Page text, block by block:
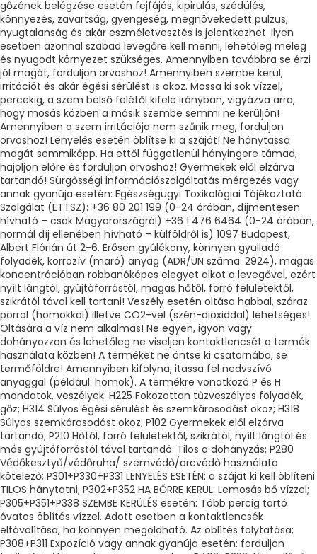
gőzének belégzése esetén fejfájás, kipirulás, szédülés,
könnyezés, zavartság, gyengeség, megnövekedett pulzus,
nyugtalanság és akár eszméletvesztés is jelentkezhet. Ilyen
esetben azonnal szabad levegőre kell menni, lehetőleg meleg
és nyugodt környezet szükséges. Amennyiben továbbra se érzi
jól magát, forduljon orvoshoz! Amennyiben szembe kerül,
irritációt és akár égési sérülést is okoz. Mossa ki sok vízzel,
percekig, a szem belső felétől kifele irányban, vigyázva arra,
hogy mosás közben a másik szembe semmi ne kerüljön!
Amennyiben a szem irritációja nem szűnik meg, forduljon
orvoshoz! Lenyelés esetén öblítse ki a száját! Ne hánytassa
magát semmiképp. Ha ettől függetlenül hányingere támad,
hajoljon előre és forduljon orvoshoz! Gyermekek elől elzárva
tartandó! Sürgősségi információszolgáltatás mérgezés vagy
annak gyanúja esetén: Egészségügyi Toxikológiai Tájékoztató
Szolgálat (ETTSZ): +36 80 201 199 (0-24 órában, díjmentesen
hívható – csak Magyarországról) +36 1 476 6464 (0-24 órában,
normál díj ellenében hívható – külföldről is) 1097 Budapest,
Albert Flórián út 2-6. Erősen gyúlékony, könnyen gyulladó
folyadék, korrozív (maró) anyag (ADR/UN száma: 2924), magas
koncentrációban robbanóképes elegyet alkot a levegővel, ezért
nyílt lángtól, gyújtóforrástól, magas hőtől, forró felületektől,
szikrától távol kell tartani! Veszély esetén oltása habbal, száraz
porral (homokkal) illetve CO2-vel (szén-dioxiddal) lehetséges!
Oltására a víz nem alkalmas! Ne egyen, igyon vagy
dohányozzon és lehetőleg ne viseljen kontaktlencsét a termék
használata közben! A terméket ne öntse ki csatornába, se
termőföldre! Amennyiben kifolyna, itassa fel nedvszívó
anyaggal (például: homok). A termékre vonatkozó P és H
mondatok, veszélyek: H225 Fokozottan tűzveszélyes folyadék,
gőz; H314 Súlyos égési sérülést és szemkárosodást okoz; H318
Súlyos szemkárosodást okoz; P102 Gyermekek elől elzárva
tartandó; P210 Hőtől, forró felületektől, szikrától, nyílt lángtól és
más gyújtóforrástól távol tartandó. Tilos a dohányzás; P280
Védőkesztyű/védőruha/ szemvédő/arcvédő használata
kötelező; P301+P330+P331 LENYELÉS ESETÉN: a szájat ki kell öblíteni.
TILOS hánytatni; P302+P352 HA BŐRRE KERÜL: Lemosás bő vízzel;
P305+P351+P338 SZEMBE KERÜLÉS esetén: Több percig tartó
óvatos öblítés vízzel. Adott esetben a kontaktlencsék
eltávolítása, ha könnyen megoldható. Az öblítés folytatása;
P308+P311 Expozíció vagy annak gyanúja esetén: forduljon